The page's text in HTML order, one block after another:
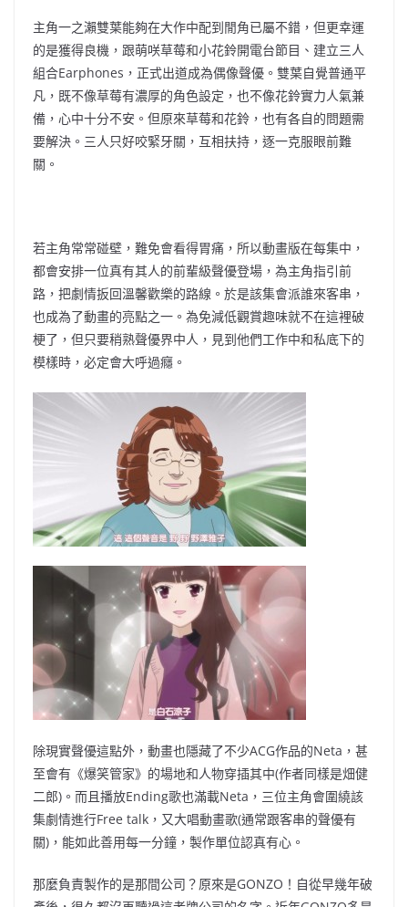
主角一之瀨雙葉能夠在大作中配到閒角已屬不錯，但更幸運
的是獲得良機，跟萌咲草莓和小花鈴開電台節目、建立三人
組合Earphones，正式出道成為偶像聲優。雙葉自覺普通平
凡，既不像草莓有濃厚的角色設定，也不像花鈴實力人氣兼
備，心中十分不安。但原來草莓和花鈴，也有各自的問題需
要解決。三人只好咬緊牙關，互相扶持，逐一克服眼前難
關。
若主角常常碰壁，難免會看得胃痛，所以動畫版在每集中，
都會安排一位真有其人的前輩級聲優登場，為主角指引前
路，把劇情扳回溫馨歡樂的路線。於是該集會派誰來客串，
也成為了動畫的亮點之一。為免減低觀賞趣味就不在這裡破
梗了，但只要稍熟聲優界中人，見到他們工作中和私底下的
模樣時，必定會大呼過癮。
除現實聲優這點外，動畫也隱藏了不少ACG作品的Neta，甚
至會有《爆笑管家》的場地和人物穿插其中(作者同樣是畑健
二郎)。而且播放Ending歌也滿載Neta，三位主角會圍繞該
集劇情進行Free talk，又大唱動畫歌(通常跟客串的聲優有
關)，能如此善用每一分鐘，製作單位認真有心。
那麼負責製作的是那間公司？原來是GONZO！自從早幾年破